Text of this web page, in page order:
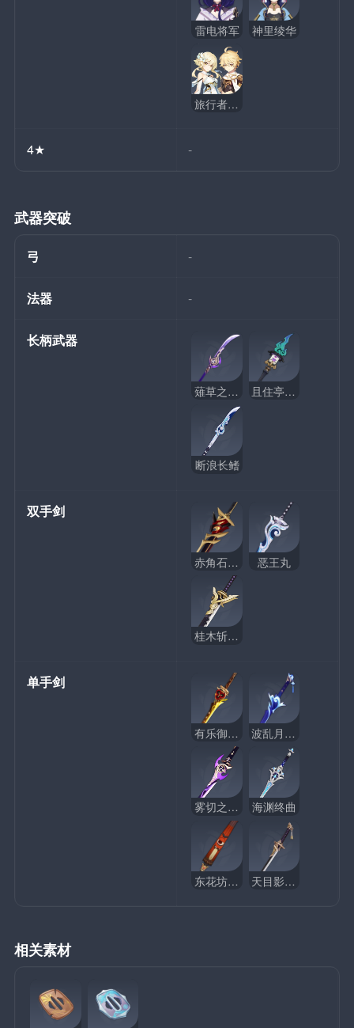
雷电将军 神里绫华
旅行者（雷）
4★ -
武器突破
弓 -
法器 -
长柄武器
薙草之稻光 且住亭御咄
断浪长鳍
双手剑
赤角石溃杵 恶王丸
桂木斩长正
单手剑
有乐御簾切 波乱月白经津
雾切之回光 海渊终曲
东花坊时雨 天目影打刀
相关素材